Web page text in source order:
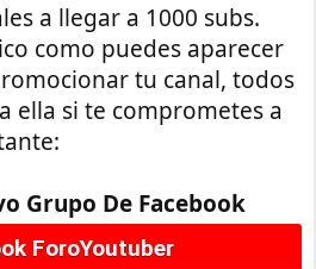
a llegar a 1000 subs.
como puedes aparecer
tu canal, todos
ella si te comprometes a
Grupo De Facebook
ForoYoutuber